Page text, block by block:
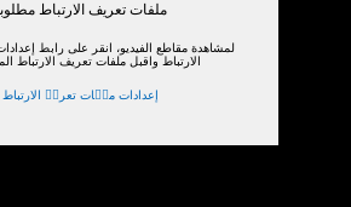
ملفات تعريف الارتباط
لمشاهدة مقاطع الفيديو، انقر على رابط
الارتباط واقبل ملفات تعريف الارتباط
إعدادات ملٝات تعريٝ الارتباط